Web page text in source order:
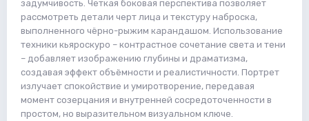
задумчивость. Четкая боковая перспектива позволяет
рассмотреть детали черт лица и текстуру наброска,
выполненного чёрно-рыжим карандашом. Использование
техники кьяроскуро – контрастное сочетание света и тени
– добавляет изображению глубины и драматизма,
создавая эффект объёмности и реалистичности. Портрет
излучает спокойствие и умиротворение, передавая
момент созерцания и внутренней сосредоточенности в
простом, но выразительном визуальном ключе.